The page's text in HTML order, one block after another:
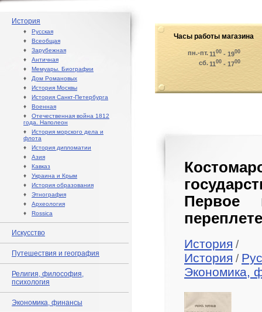
История
♦ Русская
♦ Всеобщая
♦ Зарубежная
♦ Античная
♦ Мемуары. Биографии
♦ Дом Романовых
♦ История Москвы
♦ История Санкт-Петербурга
♦ Военная
♦ Отечественная война 1812
года. Наполеон
♦ История морского дела и
флота
♦ История дипломатии
♦ Азия
♦ Кавказ
♦ Украина и Крым
♦ История образования
♦ Этнография
♦ Археология
♦ Rossica
Искусство
Путешествия и география
Религия, философия,
психология
Экономика, финансы
Часы работы магазина
пн.-пт.1100 - 1900
сб.1100 - 1700
Первое
История /
История /
Экономика,